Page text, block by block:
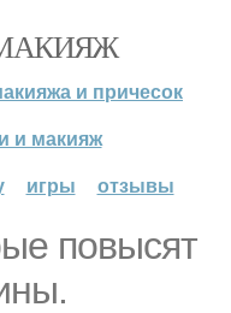
и причесок
и макияж
игры отзывы
повысят